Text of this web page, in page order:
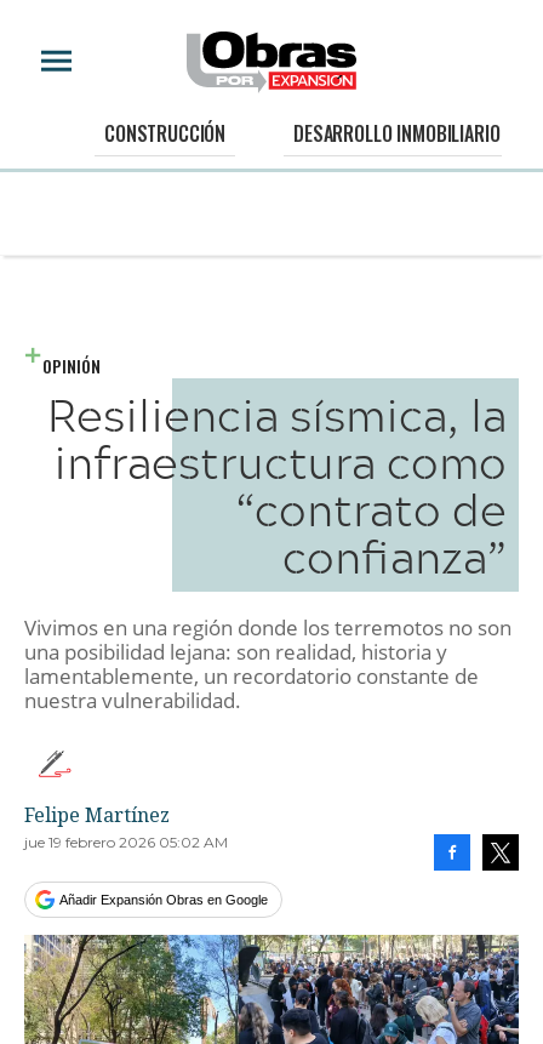
CONSTRUCCIÓN DESARROLLO INMOBILIARIO
OPINIÓN
Resiliencia sísmica, la
infraestructura como
“contrato de
confianza”
Vivimos en una región donde los terremotos no son
una posibilidad lejana: son realidad, historia y
lamentablemente, un recordatorio constante de
nuestra vulnerabilidad.
Felipe Martínez
jue 19 febrero 2026 05:02 AM
Añadir Expansión Obras en Google